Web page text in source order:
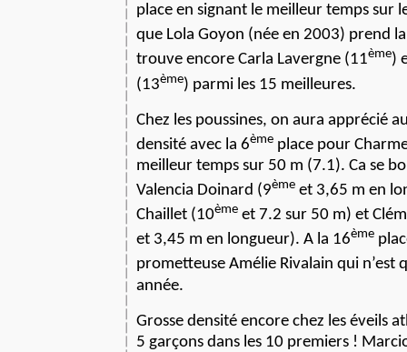
place en signant le meilleur temps sur
que Lola Goyon (née en 2003) prend
trouve encore Carla Lavergne (11ème)
(13ème) parmi les 15 meilleures.
Chez les poussines, on aura apprécié
densité avec la 6ème place pour
meilleur temps sur 50 m (7.1). Ca se
Valencia Doinard (9ème et 3,65 m en
Chaillet (10ème et 7.2 sur 50 m) et
et 3,45 m en longueur). A la 16ème
prometteuse Amélie Rivalain qui n’est
année.
Grosse densité encore chez les éveils
5 garçons dans les 10 premiers !